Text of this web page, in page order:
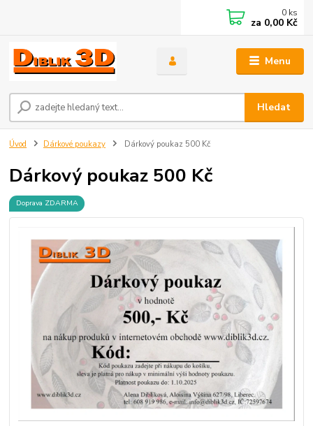
Menu
Hledat
0 ks
za 0,00 Kč
Úvod Dárkové poukazy Dárkový poukaz 500 Kč
Dárkový poukaz 500 Kč
Doprava ZDARMA